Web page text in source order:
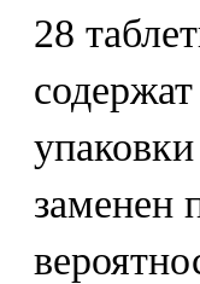
28
заменен